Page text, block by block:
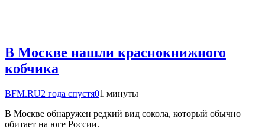
В Москве нашли краснокнижного
кобчика
BFM.RU2 года спустя01 минуты
В Москве обнаружен редкий вид сокола, который обычно
обитает на юге России.